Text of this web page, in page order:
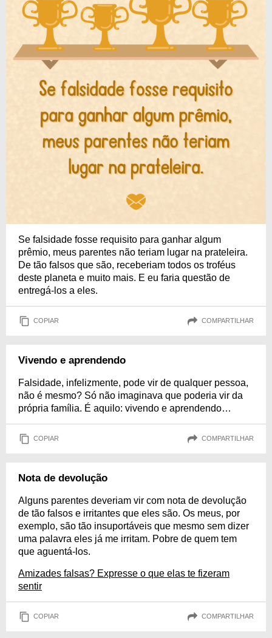
Se falsidade fosse requisito para ganhar algum
prêmio, meus parentes não teriam lugar na prateleira.
De tão falsos que são, receberiam todos os troféus
deste planeta e muito mais. E eu faria questão de
entregá-los a eles.
COPIAR COMPARTILHAR
Vivendo e aprendendo
Falsidade, infelizmente, pode vir de qualquer pessoa,
não é mesmo? Só não imaginava que poderia vir da
própria família. É aquilo: vivendo e aprendendo…
COPIAR COMPARTILHAR
Nota de devolução
Alguns parentes deveriam vir com nota de devolução
de tão falsos e irritantes que eles são. Os meus, por
exemplo, são tão insuportáveis que mesmo sem dizer
uma palavra eles já me irritam. Pobre de quem tem
que aguentá-los.
Amizades falsas? Expresse o que elas te fizeram
sentir
COPIAR COMPARTILHAR